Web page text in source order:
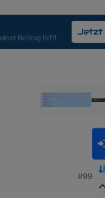
#99